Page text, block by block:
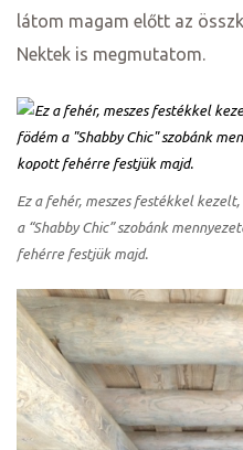
látom magam előtt az
Nektek is megmutatom.
Ez a fehér, meszes festékkel
a “Shabby Chic” szobánk
fehérre festjük majd.